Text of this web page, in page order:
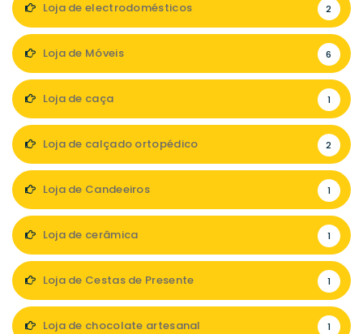
Loja de electrodomésticos 2
Loja de Móveis 6
Loja de caça 1
Loja de calçado ortopédico 2
Loja de Candeeiros 1
Loja de cerâmica 1
Loja de Cestas de Presente 1
Loja de chocolate artesanal 1